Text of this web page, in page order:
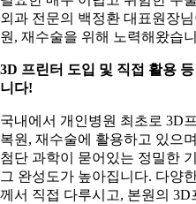
외과 전문의 백정환 대표원장
원, 재수술을 위해 노력해왔습
3D 프린터 도입 및 직접 활용
니다!
국내에서 개인병원 최초로 3D
복원, 재수술에 활용하고 있으
첨단 과학이 묻어있는 정밀한
그 완성도가 높아집니다. 다양
께서 직접 다루시고, 본원의